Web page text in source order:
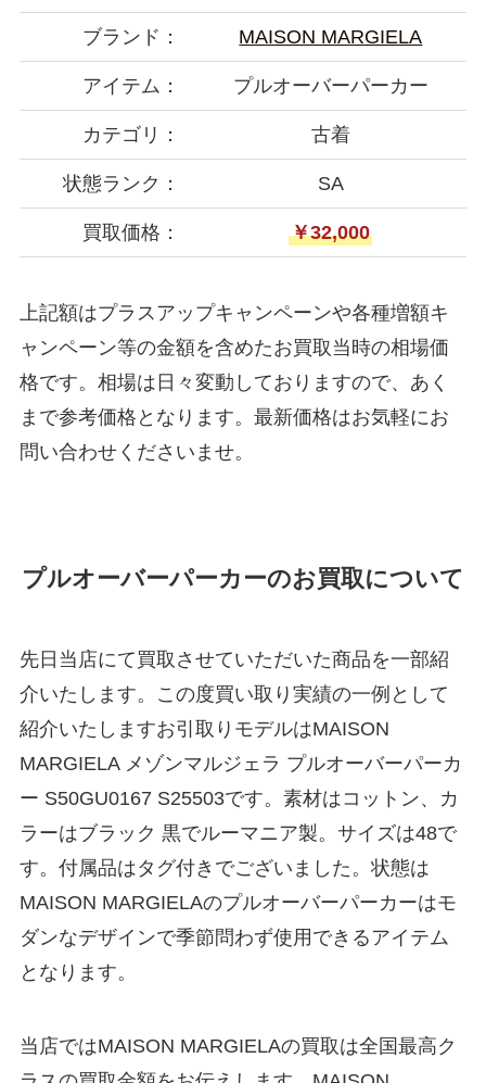
ブランド： MAISON MARGIELA
アイテム： プルオーバーパーカー
カテゴリ： 古着
状態ランク： SA
買取価格： ￥32,000
上記額はプラスアップキャンペーンや各種増額キ
ャンペーン等の金額を含めたお買取当時の相場価
格です。相場は日々変動しておりますので、あく
まで参考価格となります。最新価格はお気軽にお
問い合わせくださいませ。
プルオーバーパーカーのお買取について
先日当店にて買取させていただいた商品を一部紹
介いたします。この度買い取り実績の一例として
紹介いたしますお引取りモデルはMAISON
MARGIELA メゾンマルジェラ プルオーバーパーカ
ー S50GU0167 S25503です。素材はコットン、カ
ラーはブラック 黒でルーマニア製。サイズは48で
す。付属品はタグ付きでございました。状態は
MAISON MARGIELAのプルオーバーパーカーはモ
ダンなデザインで季節問わず使用できるアイテム
となります。
当店ではMAISON MARGIELAの買取は全国最高ク